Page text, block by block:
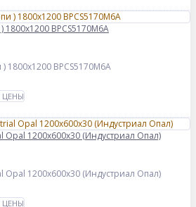
1800x1200 BPCS5170M6A
1800x1200 BPCS5170M6A
ЦЕНЫ
Opal 1200x600x30 (Индустриал Опал)
Opal 1200x600x30 (Индустриал Опал)
ЦЕНЫ